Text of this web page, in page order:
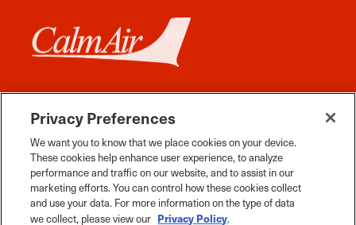
FacebookInstagramTwitter YouTubePinterestTiktok Whats App
Privacy Preferences
We want you to know that we place cookies on your device.
These cookies help enhance user experience, to analyze
performance and traffic on our website, and to assist in our
marketing efforts. You can control how these cookies collect
and use your data. For more information on the type of data
we collect, please view our Privacy Policy.